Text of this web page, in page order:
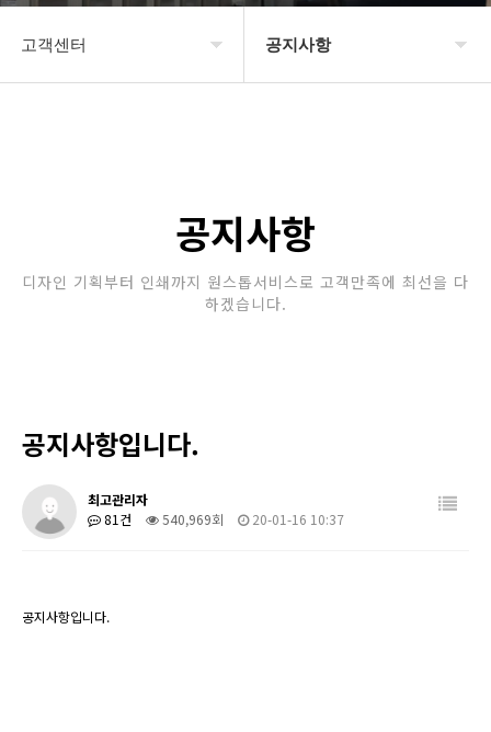
고객센터 공지사항
공지사항
디자인 기획부터 인쇄까지 원스톱서비스로 고객만족에 최선을 다
하겠습니다.
공지사항입니다.
최고관리자
81건
540,969회 20-01-16 10:37
공지사항입니다.